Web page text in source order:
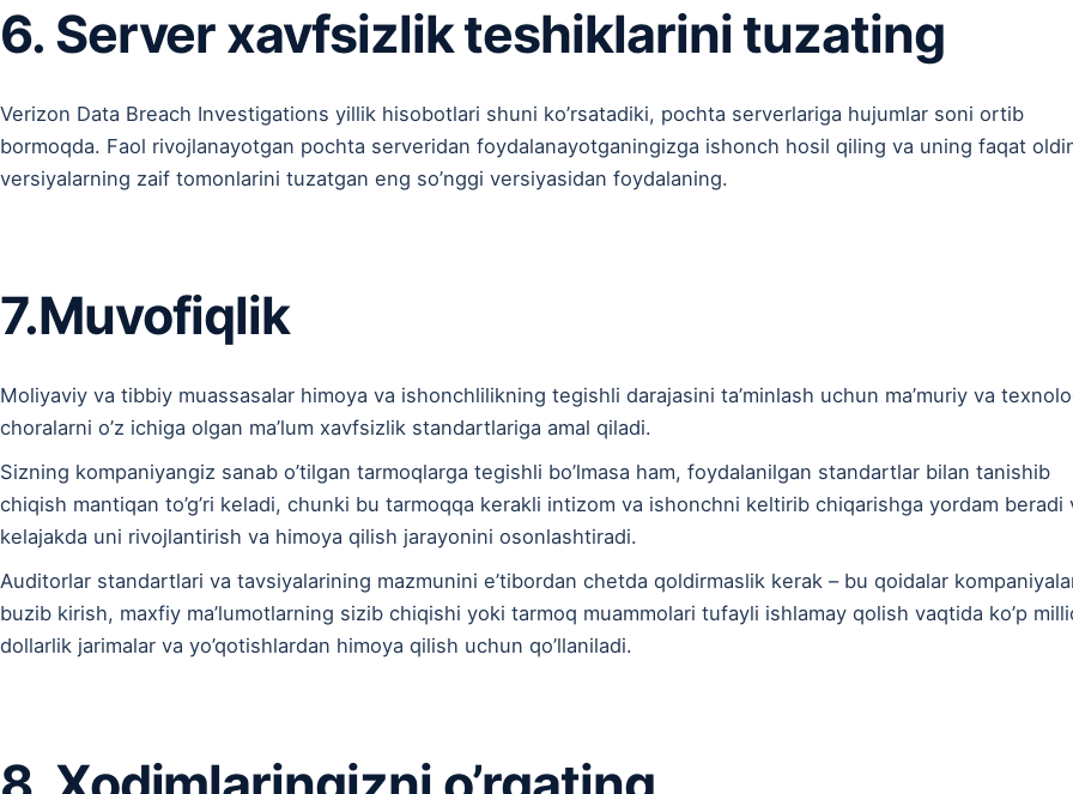
6. Server xavfsizlik teshiklarini tuzating
Verizon Data Breach Investigations yillik hisobotlari shuni ko’rsatadiki, pochta serverlariga hujumlar soni ortib
bormoqda. Faol rivojlanayotgan pochta serveridan foydalanayotganingizga ishonch hosil qiling va uning faqat
versiyalarning zaif tomonlarini tuzatgan eng so’nggi versiyasidan foydalaning.
7.Muvofiqlik
Moliyaviy va tibbiy muassasalar himoya va ishonchlilikning tegishli darajasini ta’minlash uchun ma’muriy va
choralarni o’z ichiga olgan ma’lum xavfsizlik standartlariga amal qiladi.
Sizning kompaniyangiz sanab o’tilgan tarmoqlarga tegishli bo’lmasa ham, foydalanilgan standartlar bilan tanishib
chiqish mantiqan to’g’ri keladi, chunki bu tarmoqqa kerakli intizom va ishonchni keltirib chiqarishga yordam beradi
kelajakda uni rivojlantirish va himoya qilish jarayonini osonlashtiradi.
Auditorlar standartlari va tavsiyalarining mazmunini e’tibordan chetda qoldirmaslik kerak – bu qoidalar
buzib kirish, maxfiy ma’lumotlarning sizib chiqishi yoki tarmoq muammolari tufayli ishlamay qolish vaqtida ko’p
dollarlik jarimalar va yo’qotishlardan himoya qilish uchun qo’llaniladi.